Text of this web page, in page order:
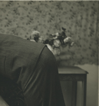
Ajouter
à la liste
de
souhaits